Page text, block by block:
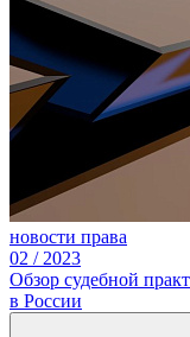
новости права
02 / 2023
Обзор судебной
в России